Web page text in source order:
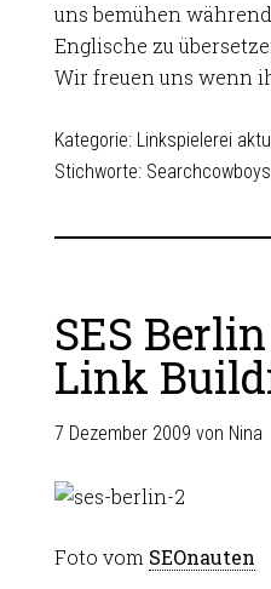
uns bemühen
Englische zu
Wir freuen uns wenn
Kategorie: Linkspielerei
Stichworte: Searchcowboys
SES
Link
7 Dezember 2009 von Nina
Foto vom SEOnauten